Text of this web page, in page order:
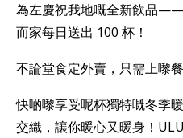
為左慶祝我地嘅全新飲品
而家每日送出 100 杯！
不論堂食定外賣，只需上嚟
快啲嚟享受呢杯獨特嘅冬季
交織，讓你暖心又暖身！